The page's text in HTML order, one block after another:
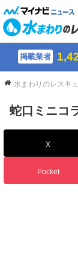
掲載業者
水まわりのレスキ
蛇口ミニコ
X
Pocket